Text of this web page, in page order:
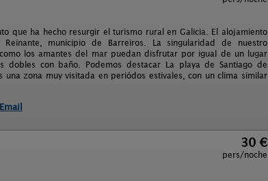
que ha hecho resurgir el turismo rural en Galicia. El alojamiento
municipio de Barreiros. La singularidad de nuestro
los amantes del mar puedan disfrutar por igual de un lugar
con baño. Podemos destacar La playa de Santiago de
zona muy visitada en periódos estivales, con un clima similar
Email
30 €
pers/noche